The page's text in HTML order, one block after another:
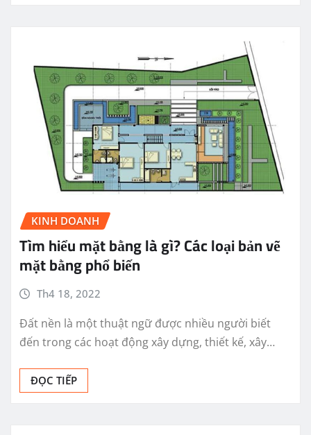
KINH DOANH
Tìm hiểu mặt bằng là gì? Các loại bản vẽ
mặt bằng phổ biến
Th4 18, 2022
Đất nền là một thuật ngữ được nhiều người biết
đến trong các hoạt động xây dựng, thiết kế, xây…
ĐỌC TIẾP